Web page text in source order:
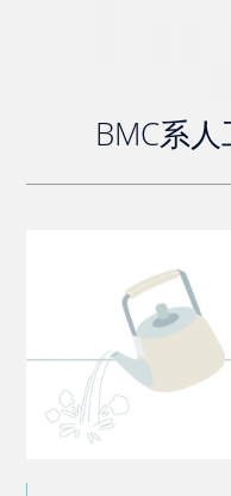
BMC系